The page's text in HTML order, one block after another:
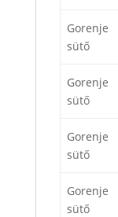
Gorenje
sütő
Gorenje
sütő
Gorenje
sütő
Gorenje
sütő